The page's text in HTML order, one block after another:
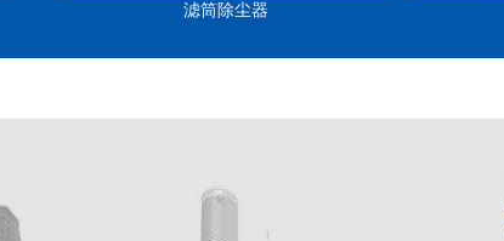
滤筒除尘器